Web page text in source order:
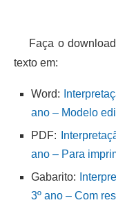
Faça o download
texto em:
Word:
ano – Modelo
PDF:
ano – Para
Gabarito:
3º ano – Com